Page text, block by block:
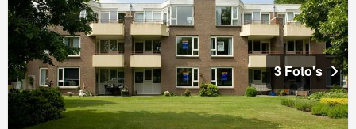
3 Foto's